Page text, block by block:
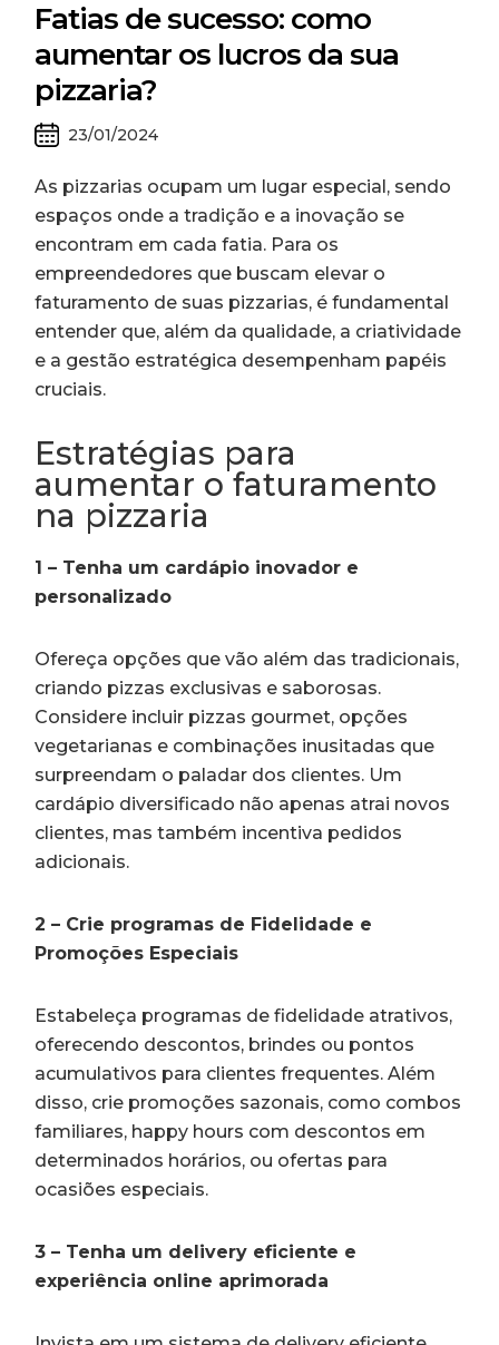
Fatias de sucesso: como
aumentar os lucros da sua
pizzaria?
23/01/2024
As pizzarias ocupam um lugar especial, sendo
espaços onde a tradição e a inovação se
encontram em cada fatia. Para os
empreendedores que buscam elevar o
faturamento de suas pizzarias, é fundamental
entender que, além da qualidade, a criatividade
e a gestão estratégica desempenham papéis
cruciais.
Estratégias para
aumentar o faturamento
na pizzaria
1 – Tenha um cardápio inovador e
personalizado
Ofereça opções que vão além das tradicionais,
criando pizzas exclusivas e saborosas.
Considere incluir pizzas gourmet, opções
vegetarianas e combinações inusitadas que
surpreendam o paladar dos clientes. Um
cardápio diversificado não apenas atrai novos
clientes, mas também incentiva pedidos
adicionais.
2 – Crie programas de Fidelidade e
Promoções Especiais
Estabeleça programas de fidelidade atrativos,
oferecendo descontos, brindes ou pontos
acumulativos para clientes frequentes. Além
disso, crie promoções sazonais, como combos
familiares, happy hours com descontos em
determinados horários, ou ofertas para
ocasiões especiais.
3 – Tenha um delivery eficiente e
experiência online aprimorada